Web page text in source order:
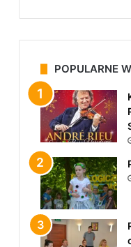
POPULARNE